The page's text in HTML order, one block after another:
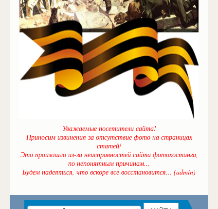
Уважаемые посетители сайта!
Приносим извинения за отсутствие фото на страницах
статей!
Это произошло из-за неисправностей сайта фотохостинга,
по непонятным причинам...
Будем надеяться, что вскоре всё восстановится... (admin)